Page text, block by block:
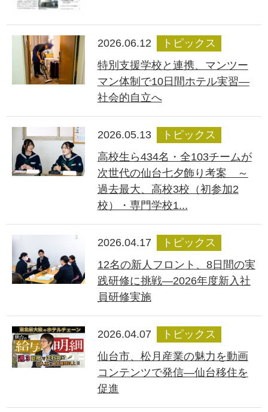
2026.06.12
トピックス
特別支援学校と連携、マンツー
マン体制で10日間ホテル実習―
社会的自立へ
2026.05.13
トピックス
高校生ら434名・全103チームが
次世代の仙台七夕飾り考案 ～
過去最大、高校3校（初参加2
校）・専門学校1...
2026.04.17
トピックス
12名の新人フロント、8日間の実
践研修に挑戦―2026年度新入社
員研修実施
2026.04.07
トピックス
仙台市、松月産業の魅力を動画
コンテンツで発信―仙台移住を
促進